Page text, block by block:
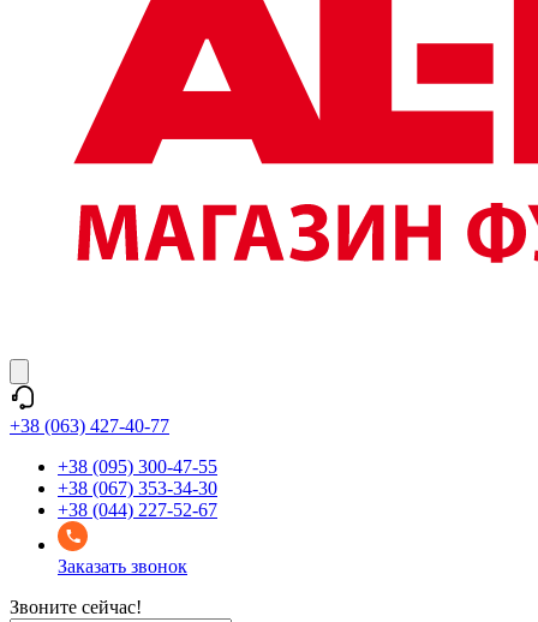
+38 (063) 427-40-77
+38 (095) 300-47-55
+38 (067) 353-34-30
+38 (044) 227-52-67
Заказать звонок
Звоните сейчас!